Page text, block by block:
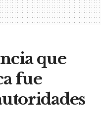
que
fue